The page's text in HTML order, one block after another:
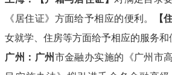
《居住证》方面给予相应的便利。
【
女就学、住房等方面给予相应的服务和
广州：广州 市金融办实施的《广州市